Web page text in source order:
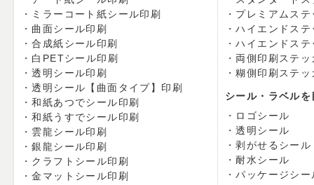
ミラーコート紙シール印刷
曲面シール印刷
合成紙シール印刷
白PETシール印刷
透明シール印刷
透明シール【曲面タイプ】印刷
和紙あつでシール印刷
和紙うすでシール印刷
雲龍シール印刷
銀龍シール印刷
クラフトシール印刷
金マットシール印刷
プレミアムステ
ハイエンドステ
ハイエンドス
両側印刷ステッ
糊側印刷ステッ
シール・ラベル
ロゴシール
透明シール
剥がせるシール
耐水シール
パッケージシー